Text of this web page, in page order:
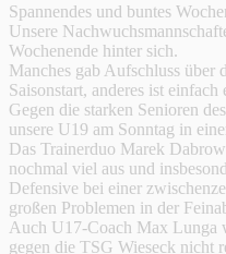
Spannendes und buntes
Unsere
Wochenende hinter sich.
Manches gab Aufschluss über
Saisonstart, anderes ist einfach
Gegen die starken Senioren
unsere U19 am Sonntag in
Das Trainerduo Marek
nochmal viel aus und
Defensive bei einer
großen Problemen in der
Auch U17-Coach Max Lunga
gegen die TSG Wieseck nicht